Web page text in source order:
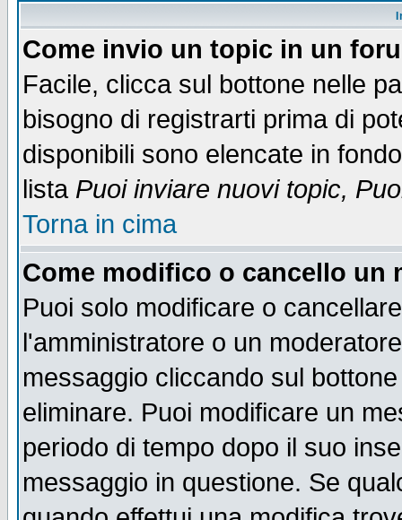
Come invio un topic in un
Facile, clicca sul bottone nelle
bisogno di registrarti prima di
disponibili sono elencate in
lista Puoi inviare nuovi topic,
Torna in cima
Come modifico o cancello un
Puoi solo modificare o
l'amministratore o un
messaggio cliccando sul
eliminare. Puoi modificare un
periodo di tempo dopo il suo
messaggio in questione. Se